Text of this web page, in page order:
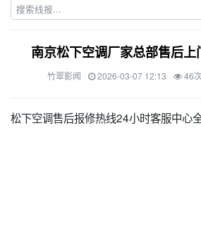
南京松下空调厂家总部售后
竹翠影闻 2026-03-07 12:13 46
松下空调售后报修热线24小时客服中心